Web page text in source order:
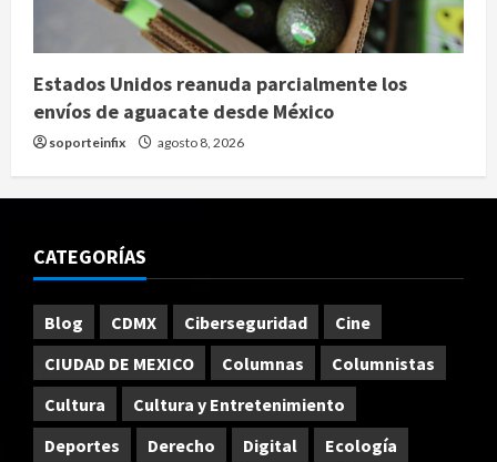
Estados Unidos reanuda parcialmente los
envíos de aguacate desde México
soporteinfix agosto 8, 2026
CATEGORÍAS
Blog CDMX Ciberseguridad
Cine
CIUDAD DE MEXICO
Columnas
Columnistas
Cultura
Cultura y Entretenimiento
Deportes
Derecho Digital
Ecología